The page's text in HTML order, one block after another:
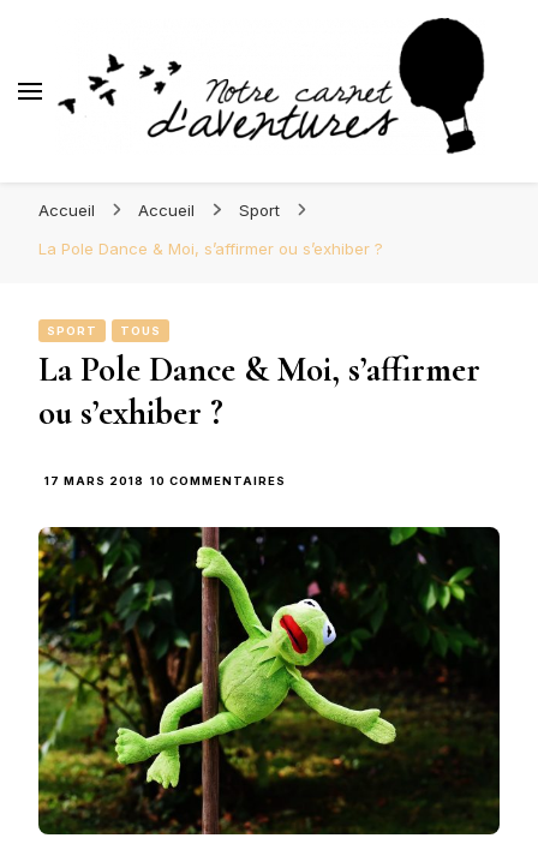
d'Aventures
Accueil Accueil
Sport
La Pole Dance & Moi, s’affirmer ou s’exhiber ?
SPORT TOUS
La Pole Dance & Moi, s’affirmer
ou s’exhiber ?
17 MARS 2018 10 COMMENTAIRES
DANCE
MOI,
S’AFFIRMER
OU
S’EXHIBER
?